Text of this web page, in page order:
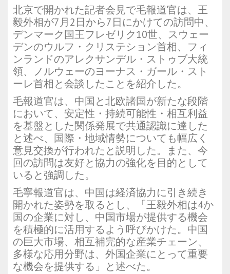
北京で開かれた記者会見で毛報道官は、王
毅外相が7月2日から7日にかけての訪問中、
デンマーク国王フレゼリク10世、スウェー
デンのウルフ・クリステション首相、フィ
ンランドのアレクサンデル・ストゥブ大統
領、ノルウェーのヨーナス・ガール・スト
ーレ首相と会談したことを紹介した。
毛報道官は、中国と北欧諸国が新たな段階
において、安定性・持続可能性・相互利益
を基盤とした関係発展で共通認識に達した
と述べ、国際・地域情勢についても幅広く
意見交換が行われたと説明した。また、今
回の訪問は友好と協力の強化を目的として
いると強調した。
毛寧報道官は、中国は経済協力に引き続き
開かれた姿勢を取るとし、「王毅外相は4か
国の企業に対し、中国市場が提供する機会
を積極的に活用するよう呼びかけた。中国
の巨大市場、相互補完的な産業チェーン、
多様な応用分野は、外国企業にとって重要
な機会を提供する」と述べた。